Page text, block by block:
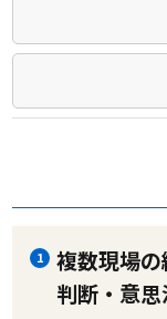
1
複数現場
判断・意